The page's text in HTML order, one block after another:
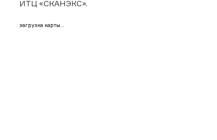
ИТЦ «СКАНЭКС».
загрузка карты...